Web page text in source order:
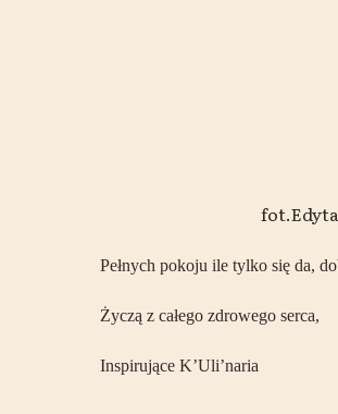
Pełnych pokoju ile tylko się da,
Życzą z całego zdrowego serca,
Inspirujące K’Uli’naria